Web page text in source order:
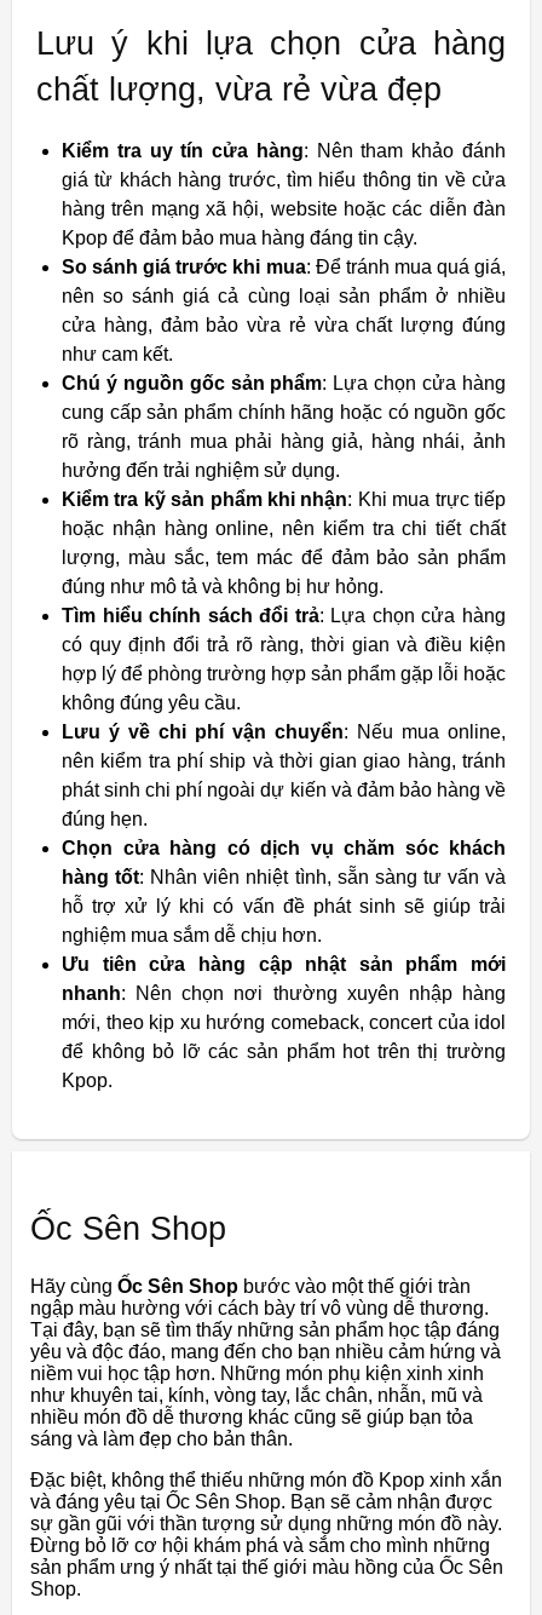
Lưu ý khi lựa chọn cửa hàng
chất lượng, vừa rẻ vừa đẹp
Kiểm tra uy tín cửa hàng: Nên tham khảo đánh
giá từ khách hàng trước, tìm hiểu thông tin về cửa
hàng trên mạng xã hội, website hoặc các diễn đàn
Kpop để đảm bảo mua hàng đáng tin cậy.
So sánh giá trước khi mua: Để tránh mua quá giá,
nên so sánh giá cả cùng loại sản phẩm ở nhiều
cửa hàng, đảm bảo vừa rẻ vừa chất lượng đúng
như cam kết.
Chú ý nguồn gốc sản phẩm: Lựa chọn cửa hàng
cung cấp sản phẩm chính hãng hoặc có nguồn gốc
rõ ràng, tránh mua phải hàng giả, hàng nhái, ảnh
hưởng đến trải nghiệm sử dụng.
Kiểm tra kỹ sản phẩm khi nhận: Khi mua trực tiếp
hoặc nhận hàng online, nên kiểm tra chi tiết chất
lượng, màu sắc, tem mác để đảm bảo sản phẩm
đúng như mô tả và không bị hư hỏng.
Tìm hiểu chính sách đổi trả: Lựa chọn cửa hàng
có quy định đổi trả rõ ràng, thời gian và điều kiện
hợp lý để phòng trường hợp sản phẩm gặp lỗi hoặc
không đúng yêu cầu.
Lưu ý về chi phí vận chuyển: Nếu mua online,
nên kiểm tra phí ship và thời gian giao hàng, tránh
phát sinh chi phí ngoài dự kiến và đảm bảo hàng về
đúng hẹn.
Chọn cửa hàng có dịch vụ chăm sóc khách
hàng tốt: Nhân viên nhiệt tình, sẵn sàng tư vấn và
hỗ trợ xử lý khi có vấn đề phát sinh sẽ giúp trải
nghiệm mua sắm dễ chịu hơn.
Ưu tiên cửa hàng cập nhật sản phẩm mới
nhanh: Nên chọn nơi thường xuyên nhập hàng
mới, theo kịp xu hướng comeback, concert của idol
để không bỏ lỡ các sản phẩm hot trên thị trường
Kpop.
Ốc Sên Shop
Hãy cùng Ốc Sên Shop bước vào một thế giới tràn
ngập màu hường với cách bày trí vô vùng dễ thương.
Tại đây, bạn sẽ tìm thấy những sản phẩm học tập đáng
yêu và độc đáo, mang đến cho bạn nhiều cảm hứng và
niềm vui học tập hơn. Những món phụ kiện xinh xinh
như khuyên tai, kính, vòng tay, lắc chân, nhẫn, mũ và
nhiều món đồ dễ thương khác cũng sẽ giúp bạn tỏa
sáng và làm đẹp cho bản thân.
Đặc biệt, không thể thiếu những món đồ Kpop xinh xắn
và đáng yêu tại Ốc Sên Shop. Bạn sẽ cảm nhận được
sự gần gũi với thần tượng sử dụng những món đồ này.
Đừng bỏ lỡ cơ hội khám phá và sắm cho mình những
sản phẩm ưng ý nhất tại thế giới màu hồng của Ốc Sên
Shop.